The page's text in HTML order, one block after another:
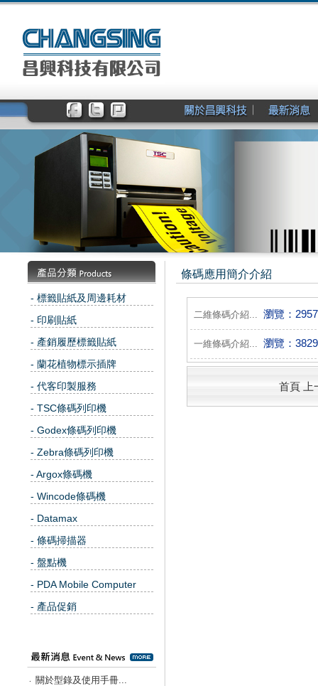
- 標籤貼紙及周邊耗材
- 印刷貼紙
- 產銷履歷標籤貼紙
- 蘭花植物標示插牌
- 代客印製服務
- TSC條碼列印機
- Godex條碼列印機
- Zebra條碼列印機
- Argox條碼機
- Wincode條碼機
- Datamax
- 條碼掃描器
- 盤點機
- PDA Mobile Computer
- 產品促銷
‧ 關於型錄及使用手冊...
條碼應用簡介介紹
二維條碼介紹... 瀏覽：2957
一維條碼介紹... 瀏覽：3829
首頁 上